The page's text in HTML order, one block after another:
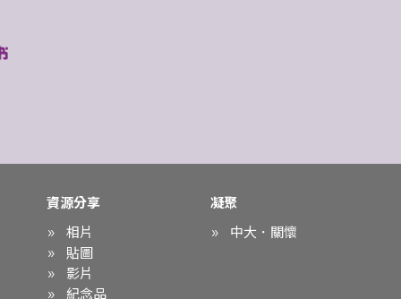
資源分享
相片
貼圖
影片
紀念品
凝聚
中大．關懷